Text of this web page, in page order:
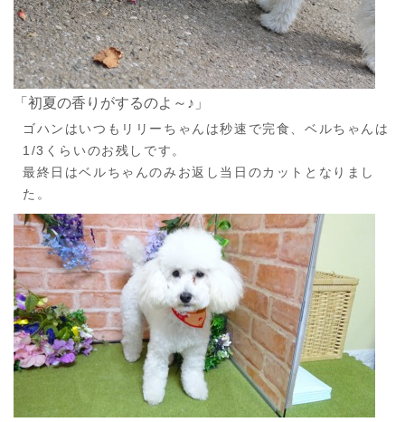
「初夏の香りがするのよ～♪」
ゴハンはいつもリリーちゃんは秒速で完食、ベルちゃんは
1/3くらいのお残しです。
最終日はベルちゃんのみお返し当日のカットとなりまし
た。